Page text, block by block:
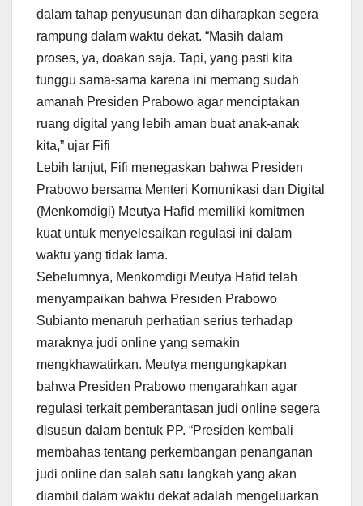
dalam tahap penyusunan dan diharapkan segera
rampung dalam waktu dekat. “Masih dalam
proses, ya, doakan saja. Tapi, yang pasti kita
tunggu sama-sama karena ini memang sudah
amanah Presiden Prabowo agar menciptakan
ruang digital yang lebih aman buat anak-anak
kita,” ujar Fifi
Lebih lanjut, Fifi menegaskan bahwa Presiden
Prabowo bersama Menteri Komunikasi dan Digital
(Menkomdigi) Meutya Hafid memiliki komitmen
kuat untuk menyelesaikan regulasi ini dalam
waktu yang tidak lama.
Sebelumnya, Menkomdigi Meutya Hafid telah
menyampaikan bahwa Presiden Prabowo
Subianto menaruh perhatian serius terhadap
maraknya judi online yang semakin
mengkhawatirkan. Meutya mengungkapkan
bahwa Presiden Prabowo mengarahkan agar
regulasi terkait pemberantasan judi online segera
disusun dalam bentuk PP. “Presiden kembali
membahas tentang perkembangan penanganan
judi online dan salah satu langkah yang akan
diambil dalam waktu dekat adalah mengeluarkan